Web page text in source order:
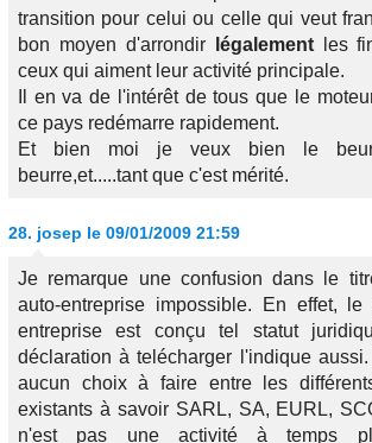
transition pour celui ou celle qui veut
bon moyen d'arrondir
légalementles
ceux qui aiment leur activité principale.
Il en va de l'intérêt de tous que le
ce pays redémarre rapidement.
Et bien moi je veux bien le
beurre,et.....tant que c'est mérité.
28. josep le 09/01/2009 21:59
Je remarque une confusion dans le
auto-entreprise impossible. En effet,
entreprise est conçu tel statut
déclaration à telécharger l'indique
aucun choix à faire entre les
existants à savoir SARL, SA, EURL,
n'est pas une activité à temps